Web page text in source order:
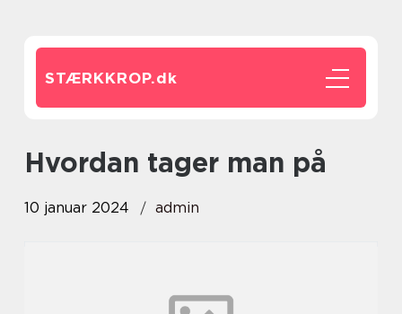
STÆRKKROP.dk
hvordan tager man på
10 januar 2024 admin